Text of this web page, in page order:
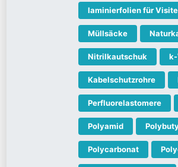
laminierfolien für
Müllsäcke
Nitrilkautschuk k-
Kabelschutzrohre
Perfluorelastomere
Polyamid
Polycarbonat